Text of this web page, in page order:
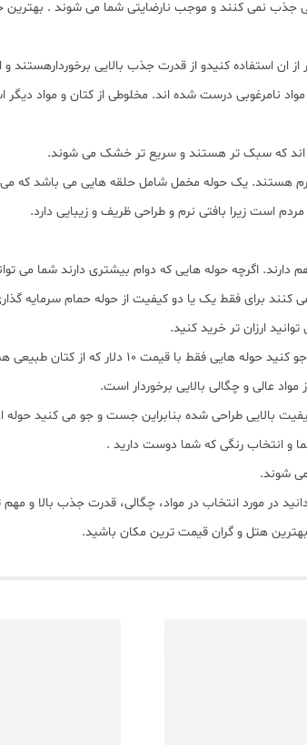
جذب نمی کنند و موجب نارضایتی شما می شوند .
از ان استفاده کنیدو از قدرت جذب بالایی
نامرغوبی درست شده اند. مخلوطی از کتان و مواد
اند که سبک تر هستند و سریع تر خشک می شوند.
نرم هستند. یک حوله مخمل شامل حلقه هایی می باشد
است زیرا بافتی نرم و طراحی ظریف و زیبایی دارد.
اگرچه حوله هایی که دوام بیشتری دارند شما می
کنند برای فقط یک یا دو کیفیت از حوله حمام سرمایه
ارزان تر خرید کنید.
جنس های متفاوتی از حوله وجود دارد شما می
بالایی طراحی شده بنابراین جست و جو می کنید
و انتخاب رنگی که شما دوست دارید .
شوند.
در مورد انتخاب در مواد، چگالی، قدرت جذب بالا
هتل و گران قیمت ترین مکان باشید.